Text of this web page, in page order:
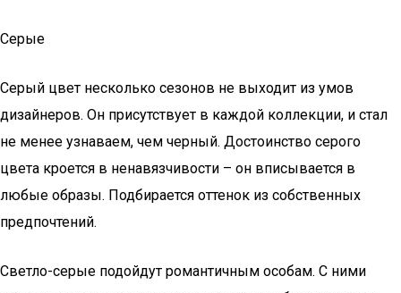
Серые
Серый цвет несколько сезонов не выходит из умов
дизайнеров. Он присутствует в каждой коллекции, и стал
не менее узнаваем, чем черный. Достоинство серого
цвета кроется в ненавязчивости – он вписывается в
любые образы. Подбирается оттенок из собственных
предпочтений.
Светло-серые подойдут романтичным особам. С ними